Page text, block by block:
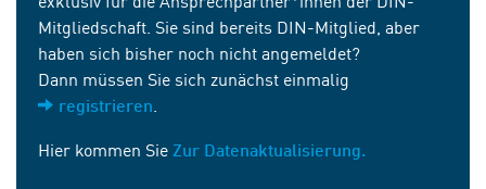
Mitgliedschaft. Sie sind bereits DIN-Mitglied, aber
haben sich bisher noch nicht angemeldet?
Dann müssen Sie sich zunächst einmalig
registrieren
Hier kommen Sie Zur Datenaktualisierung.